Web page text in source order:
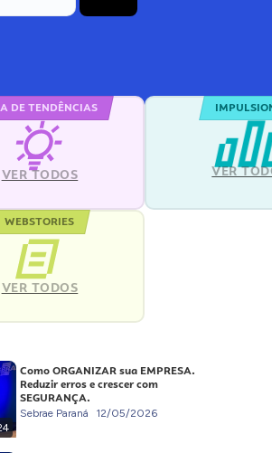
DE TENDÊNCIAS
VER TODOS VER
WEBSTORIES
VER TODOS
Como ORGANIZAR sua EMPRESA.
Reduzir erros e crescer com
SEGURANÇA.
Sebrae Paraná 12/05/2026